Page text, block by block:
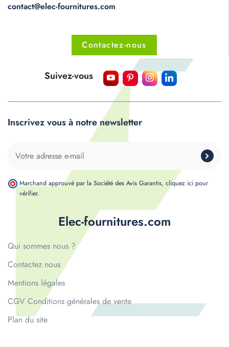
contact@elec-fournitures.com
Contactez-nous
Elec-fournitures.com
Qui sommes nous ?
Contactez nous
Mentions légales
CGV Conditions générales de vente
Plan du site
Suivez-vous
Inscrivez vous à notre newsletter
Marchand approuvé par la Société des Avis Garantis, cliquez ici pour
vérifier.